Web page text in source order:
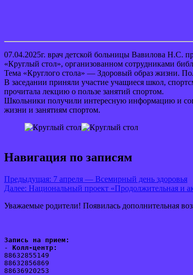
07.04.2025г. врач детской больницы Вавилова Н.С.
«Круглый стол», организованном сотрудниками
Тема «Круглого стола» — Здоровый образ жизни.
В заседании приняли участие учащиеся школ,
прочитала лекцию о пользе занятий спортом.
Школьники получили интересную информацию и
жизни и занятиям спортом.
Навигация по записям
Предыдущая: 7 апреля — Всемирный день здоровья
Далее: Национальный проект «Продолжительная и
Уважаемые родители! Появилась дополнительная
Запись на прием:
- Колл-центр:
88632855149
88632856869
88636920253